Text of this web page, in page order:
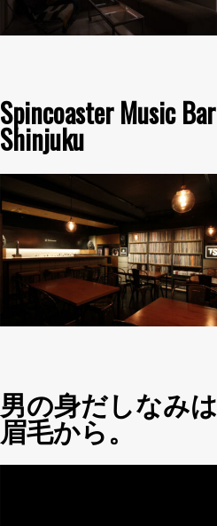
Spincoaster Music Bar
Shinjuku
男の身だしなみは
眉毛から。